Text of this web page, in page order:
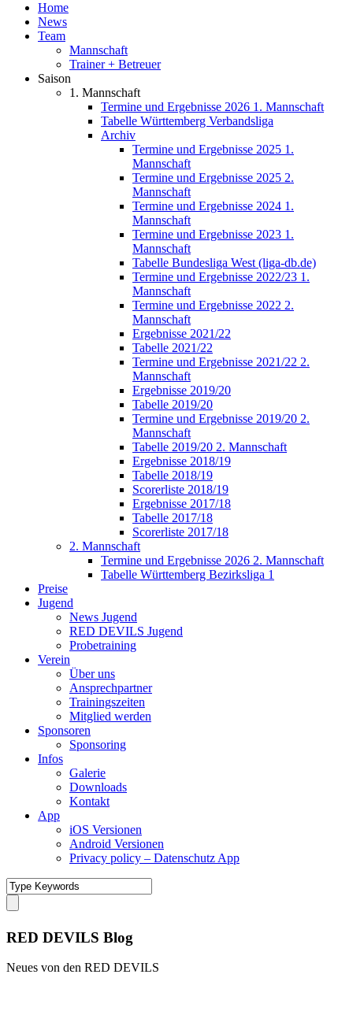
Home
News
Team
Mannschaft
Trainer + Betreuer
Saison
1. Mannschaft
Termine und Ergebnisse 2026 1. Mannschaft
Tabelle Württemberg Verbandsliga
Archiv
Termine und Ergebnisse 2025 1.
Mannschaft
Termine und Ergebnisse 2025 2.
Mannschaft
Termine und Ergebnisse 2024 1.
Mannschaft
Termine und Ergebnisse 2023 1.
Mannschaft
Tabelle Bundesliga West (liga-db.de)
Termine und Ergebnisse 2022/23 1.
Mannschaft
Termine und Ergebnisse 2022 2.
Mannschaft
Ergebnisse 2021/22
Tabelle 2021/22
Termine und Ergebnisse 2021/22 2.
Mannschaft
Ergebnisse 2019/20
Tabelle 2019/20
Termine und Ergebnisse 2019/20 2.
Mannschaft
Tabelle 2019/20 2. Mannschaft
Ergebnisse 2018/19
Tabelle 2018/19
Scorerliste 2018/19
Ergebnisse 2017/18
Tabelle 2017/18
Scorerliste 2017/18
2. Mannschaft
Termine und Ergebnisse 2026 2. Mannschaft
Tabelle Württemberg Bezirksliga 1
Preise
Jugend
News Jugend
RED DEVILS Jugend
Probetraining
Verein
Über uns
Ansprechpartner
Trainingszeiten
Mitglied werden
Sponsoren
Sponsoring
Infos
Galerie
Downloads
Kontakt
App
iOS Versionen
Android Versionen
Privacy policy – Datenschutz App
RED DEVILS Blog
Neues von den RED DEVILS